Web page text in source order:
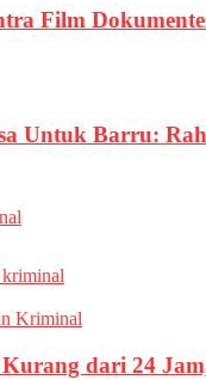
Film
Untuk Barru:
Kriminal
Kurang dari 24